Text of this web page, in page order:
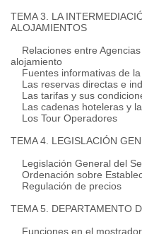
TEMA 3. LA
ALOJAMIENTOS
Relaciones entre
alojamiento
Fuentes informativas de
Las reservas directas e
Las tarifas y sus
Las cadenas hoteleras y
Los Tour Operadores
TEMA 4. LEGISLACIÓN
Legislación General del
Ordenación sobre
Regulación de precios
TEMA 5. DEPARTAMENTO
Funciones en el mostrador